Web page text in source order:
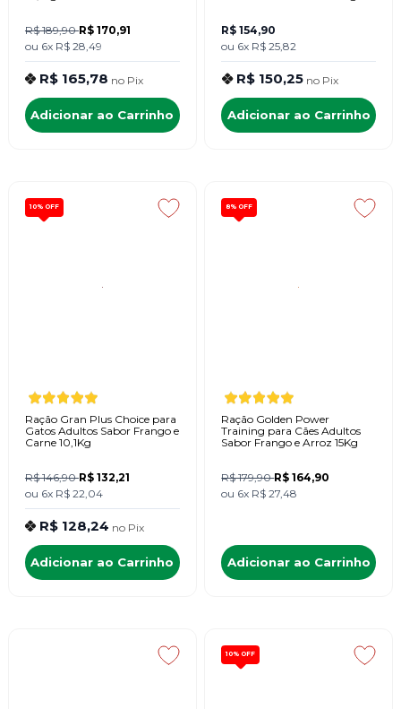
R$ 189,90R$ 170,91
ou 6x R$ 28,49
R$ 165,78 no Pix
Adicionar ao Carrinho
R$ 154,90
ou 6x R$ 25,82
R$ 150,25 no Pix
Adicionar ao Carrinho
10% OFF
Ração Gran Plus Choice para
Gatos Adultos Sabor Frango e
Carne 10,1Kg
R$ 146,90R$ 132,21
ou 6x R$ 22,04
R$ 128,24 no Pix
Adicionar ao Carrinho
8% OFF
Ração Golden Power
Training para Cães Adultos
Sabor Frango e Arroz 15Kg
R$ 179,90R$ 164,90
ou 6x R$ 27,48
Adicionar ao Carrinho
10% OFF